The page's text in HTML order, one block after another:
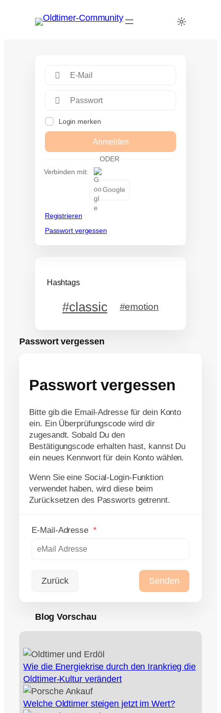
Login merken
Anmelden
ODER
Verbinden mit:
Google
Registrieren
Passwort vergessen
Hashtags
#classic #emotion
Passwort vergessen
Passwort vergessen
Bitte gib die Email-Adresse für dein Konto
ein. Ein Überprüfungscode wird dir
zugesandt. Sobald Du den
Bestätigungscode erhalten hast, kannst Du
ein neues Kennwort für dein Konto wählen.
Wenn Sie eine Social-Login-Funktion
verwendet haben, wird diese beim
Zurücksetzen des Passworts getrennt.
E-Mail-Adresse *
Zurück
Blog Vorschau
Wie die Energiekrise durch den Irankrieg die
Oldtimer‑Kultur verändert
Welche Oldtimer steigen jetzt im Wert?